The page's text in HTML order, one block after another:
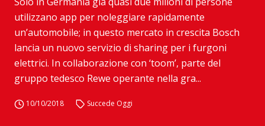
utilizzano app per noleggiare rapidamente
un’automobile; in questo mercato in crescita Bosch
lancia un nuovo servizio di sharing per i furgoni
elettrici. In collaborazione con ‘toom’, parte del
gruppo tedesco Rewe operante nella gra...
10/10/2018 Succede Oggi